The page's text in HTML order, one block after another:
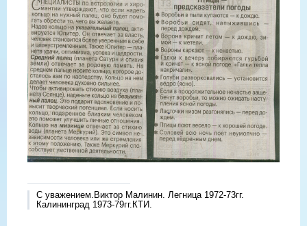
С уважением.Виктор Малинин. Легница 1972-73гг.
Калининград 1973-79гг.КТИ.